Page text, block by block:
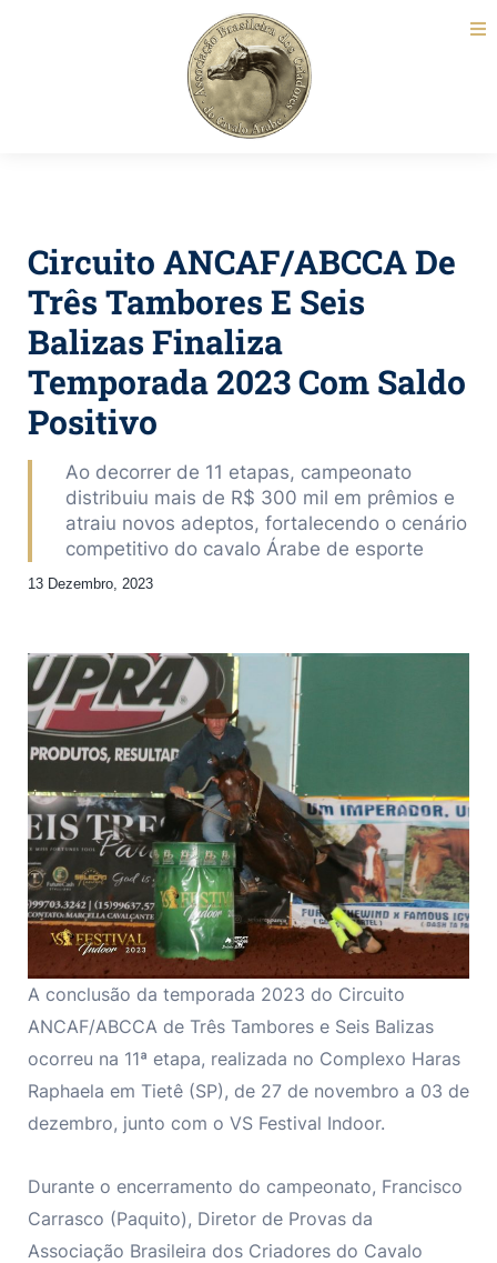
Circuito ANCAF/ABCCA De
Três Tambores E Seis
Balizas Finaliza
Temporada 2023 Com Saldo
Positivo
Ao decorrer de 11 etapas, campeonato
distribuiu mais de R$ 300 mil em prêmios e
atraiu novos adeptos, fortalecendo o cenário
competitivo do cavalo Árabe de esporte
13 Dezembro, 2023
A conclusão da temporada 2023 do Circuito
ANCAF/ABCCA de Três Tambores e Seis Balizas
ocorreu na 11ª etapa, realizada no Complexo Haras
Raphaela em Tietê (SP), de 27 de novembro a 03 de
dezembro, junto com o VS Festival Indoor.
Durante o encerramento do campeonato, Francisco
Carrasco (Paquito), Diretor de Provas da
Associação Brasileira dos Criadores do Cavalo